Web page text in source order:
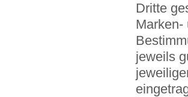
Dritte
Marken-
jeweils